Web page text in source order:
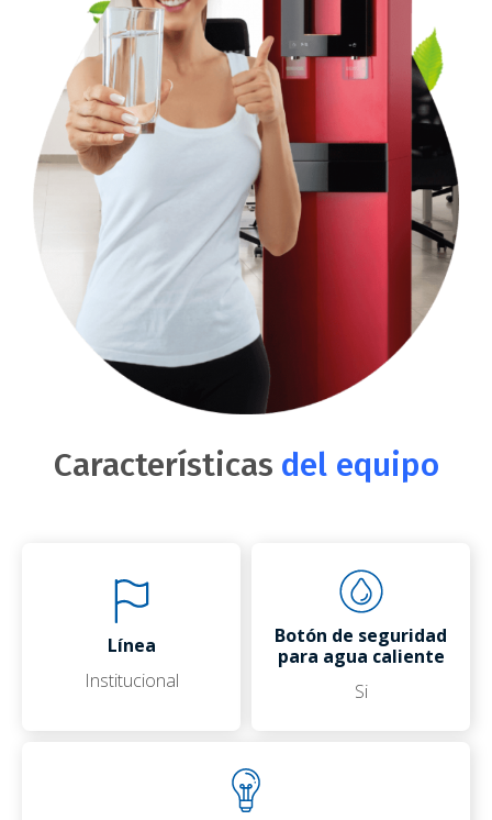
Características del equipo
Línea
Institucional
Botón de seguridad
para agua caliente
Si